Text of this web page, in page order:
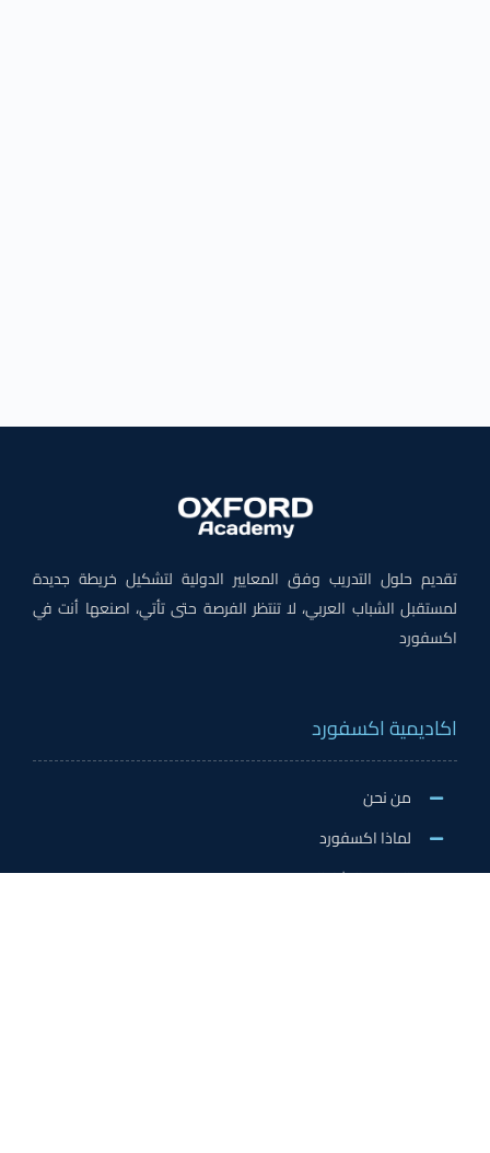
تقديم حلول التدريب وفق المعايير الدولية لتشكيل خريطة جديدة
لمستقبل الشباب العربي، لا تنتظر الفرصة حتى تأتي، اصنعها أنت في
اكسفورد
اكاديمية اكسفورد
من نحن
لماذا اكسفورد
الاخبار والنشاطات